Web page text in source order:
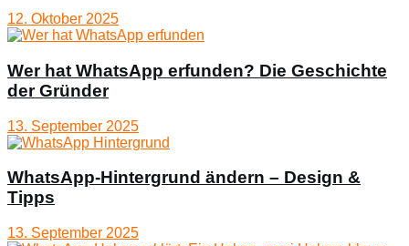
12. Oktober 2025
Wer hat WhatsApp erfunden? Die Geschichte
der Gründer
13. September 2025
WhatsApp-Hintergrund ändern – Design &
Tipps
13. September 2025